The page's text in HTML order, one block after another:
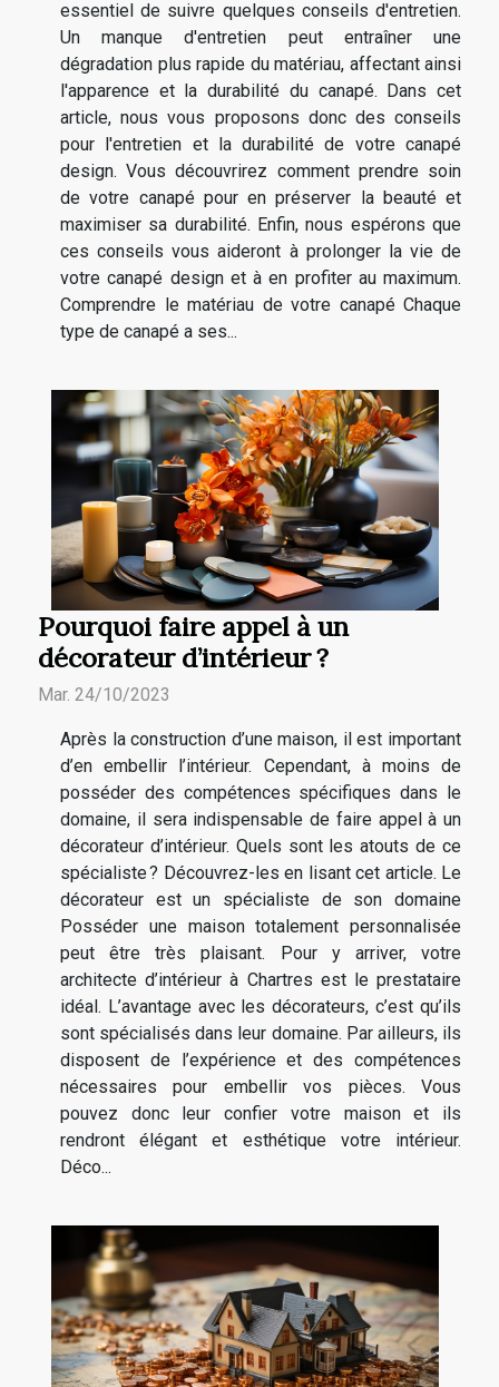
essentiel de suivre quelques conseils d'entretien.
Un manque d'entretien peut entraîner une
dégradation plus rapide du matériau, affectant ainsi
l'apparence et la durabilité du canapé. Dans cet
article, nous vous proposons donc des conseils
pour l'entretien et la durabilité de votre canapé
design. Vous découvrirez comment prendre soin
de votre canapé pour en préserver la beauté et
maximiser sa durabilité. Enfin, nous espérons que
ces conseils vous aideront à prolonger la vie de
votre canapé design et à en profiter au maximum.
Comprendre le matériau de votre canapé Chaque
type de canapé a ses...
Pourquoi faire appel à un
décorateur d’intérieur ?
Mar. 24/10/2023
Après la construction d’une maison, il est important
d’en embellir l’intérieur. Cependant, à moins de
posséder des compétences spécifiques dans le
domaine, il sera indispensable de faire appel à un
décorateur d’intérieur. Quels sont les atouts de ce
spécialiste ? Découvrez-les en lisant cet article. Le
décorateur est un spécialiste de son domaine
Posséder une maison totalement personnalisée
peut être très plaisant. Pour y arriver, votre
architecte d’intérieur à Chartres est le prestataire
idéal. L’avantage avec les décorateurs, c’est qu’ils
sont spécialisés dans leur domaine. Par ailleurs, ils
disposent de l’expérience et des compétences
nécessaires pour embellir vos pièces. Vous
pouvez donc leur confier votre maison et ils
rendront élégant et esthétique votre intérieur.
Déco...